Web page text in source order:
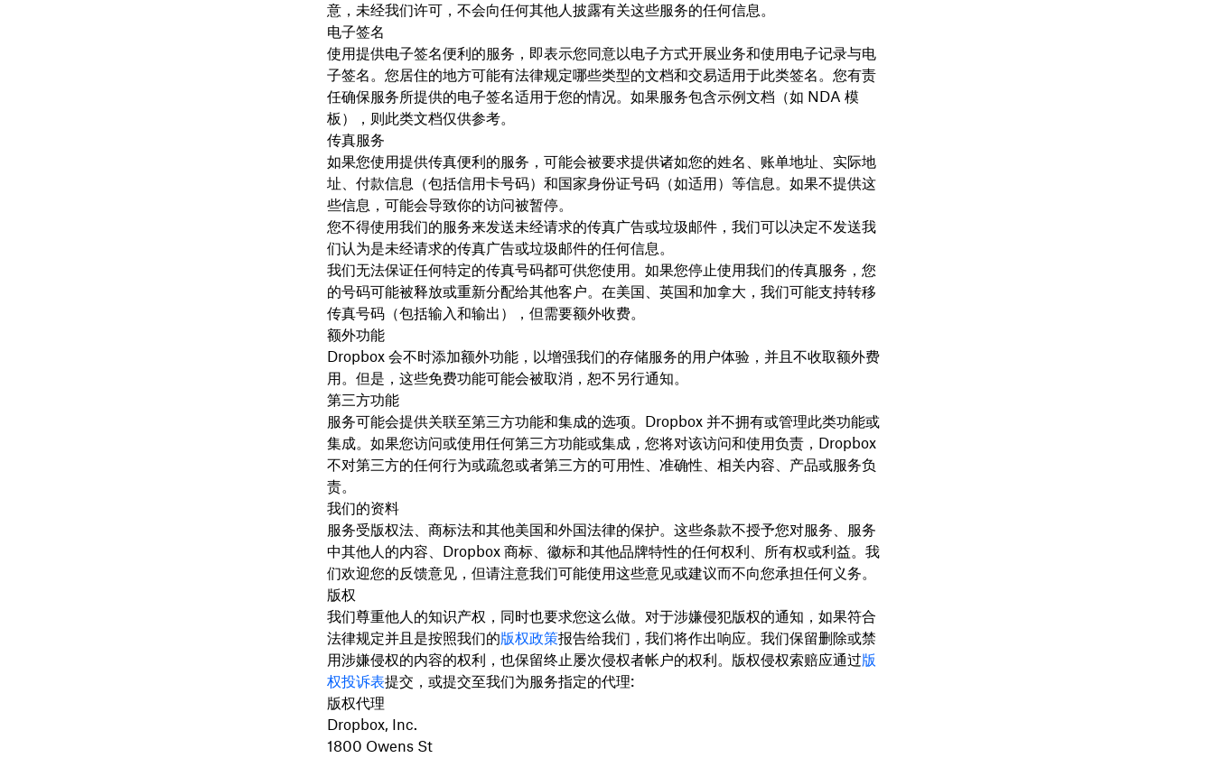
意，未经我们许可，不会向任何其他人披露有关这些服务的任何信息。
电子签名
使用提供电子签名便利的服务，即表示您同意以电子方式开展业务和使用电子记录与电
子签名。您居住的地方可能有法律规定哪些类型的文档和交易适用于此类签名。您有责
任确保服务所提供的电子签名适用于您的情况。如果服务包含示例文档（如 NDA 模
板），则此类文档仅供参考。
传真服务
如果您使用提供传真便利的服务，可能会被要求提供诸如您的姓名、账单地址、实际地
址、付款信息（包括信用卡号码）和国家身份证号码（如适用）等信息。如果不提供这
些信息，可能会导致你的访问被暂停。
您不得使用我们的服务来发送未经请求的传真广告或垃圾邮件，我们可以决定不发送我
们认为是未经请求的传真广告或垃圾邮件的任何信息。
我们无法保证任何特定的传真号码都可供您使用。如果您停止使用我们的传真服务，您
的号码可能被释放或重新分配给其他客户。在美国、英国和加拿大，我们可能支持转移
传真号码（包括输入和输出），但需要额外收费。
额外功能
Dropbox 会不时添加额外功能，以增强我们的存储服务的用户体验，并且不收取额外费
用。但是，这些免费功能可能会被取消，恕不另行通知。
第三方功能
服务可能会提供关联至第三方功能和集成的选项。Dropbox 并不拥有或管理此类功能或
集成。如果您访问或使用任何第三方功能或集成，您将对该访问和使用负责，Dropbox
不对第三方的任何行为或疏忽或者第三方的可用性、准确性、相关内容、产品或服务负
责。
我们的资料
服务受版权法、商标法和其他美国和外国法律的保护。这些条款不授予您对服务、服务
中其他人的内容、Dropbox 商标、徽标和其他品牌特性的任何权利、所有权或利益。我
们欢迎您的反馈意见，但请注意我们可能使用这些意见或建议而不向您承担任何义务。
版权
我们尊重他人的知识产权，同时也要求您这么做。对于涉嫌侵犯版权的通知，如果符合
法律规定并且是按照我们的版权政策报告给我们，我们将作出响应。我们保留删除或禁
用涉嫌侵权的内容的权利，也保留终止屡次侵权者帐户的权利。版权侵权索赔应通过版
权投诉表提交，或提交至我们为服务指定的代理:
版权代理
Dropbox, Inc.
1800 Owens St